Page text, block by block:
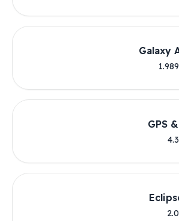
Galaxy
GPS